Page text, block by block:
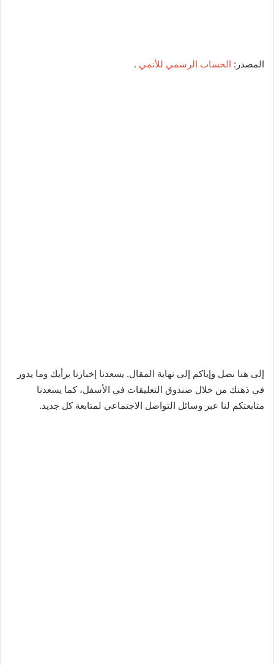
المصدر: الحساب الرسمي للأنمي .
إلى هنا نصل وإياكم إلى نهاية المقال. يسعدنا إخبارنا برأيك وما يدور
في ذهنك من خلال صندوق التعليقات في الأسفل، كما يسعدنا
متابعتكم لنا عبر وسائل التواصل الاجتماعي لمتابعة كل جديد.